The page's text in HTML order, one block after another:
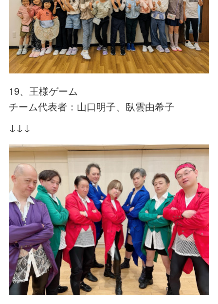
19、王様ゲーム
チーム代表者：山口明子、臥雲由希子
↓↓↓